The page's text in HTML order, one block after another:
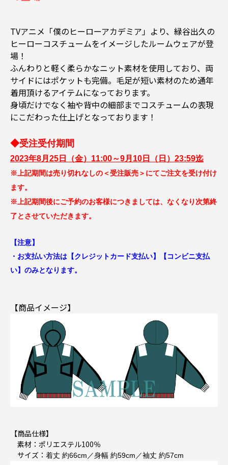
TVアニメ「僕のヒーローアカデミア」より、緑谷出久の
ヒーローコスチュームをイメージしたルームウェアが登
場！
ふんわりと軽く柔らかなニット素材を使用しており、両
サイドにはポケットも完備。毛足が短い素材のため通年
着用頂けるアイテムになっております。
身頃だけでなく袖や背中の細部までコスチュームの表現
にこだわった仕上げとなっております！
◆受注受付期間
2023年8月25日（金）11:00～9月10日（日）23:59迄
※上記期間は売り切れなしの＜受注販売＞にてご注文を受け付け
ます。
※上記期間後にご予約のお客様につきましては、なくなり次第終
了とさせていただきます。
【注意】
・お支払い方法は【クレジットカード支払い】【コンビニ支払
い】のみとなります。
【商品イメージ】
【商品仕様】
素材：ポリエステル100％
サイズ： 着丈 約66cm／身幅 約59cm／袖丈 約57cm